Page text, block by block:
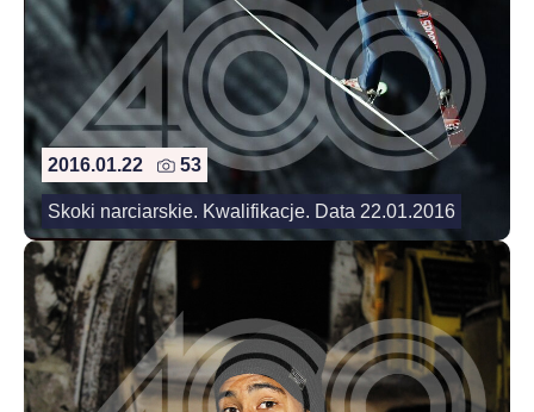
2016.01.22 53
Skoki narciarskie. Kwalifikacje. Data 22.01.2016